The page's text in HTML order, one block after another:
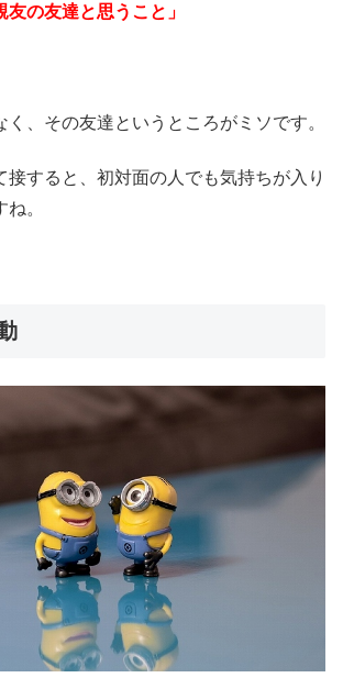
友の友達と思うこと」
、その友達というところがミソです。
接すると、初対面の人でも気持ちが入り
。